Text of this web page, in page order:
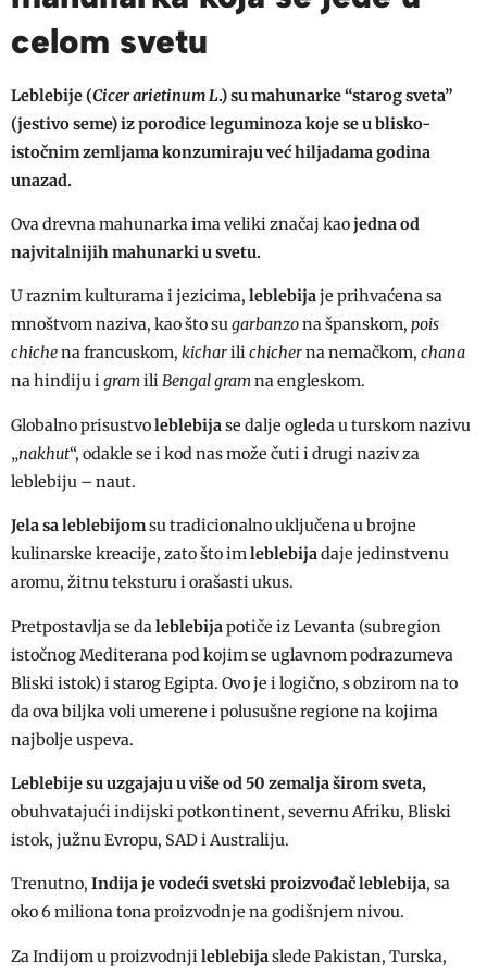
celom svetu
Leblebije (Cicer arietinum L.) su mahunarke “starog sveta”
(jestivo seme) iz porodice leguminoza koje se u blisko-
istočnim zemljama konzumiraju već hiljadama godina
unazad.
Ova drevna mahunarka ima veliki značaj kaojedna od
najvitalnijih mahunarki u svetu.
U raznim kulturama i jezicima, leblebijaje prihvaćena sa
mnoštvom naziva, kao što sugarbanzona španskom, pois
chichena francuskom, kicharilichicherna nemačkom, chana
na hindiju igramiliBengal gramna engleskom.
Globalno prisustvoleblebijase dalje ogleda u turskom nazivu
„nakhut“, odakle se i kod nas može čuti i drugi naziv za
leblebiju – naut.
Jela sa leblebijomsu tradicionalno uključena u brojne
kulinarske kreacije, zato što imleblebijadaje jedinstvenu
aromu, žitnu teksturu i orašasti ukus.
Pretpostavlja se daleblebijapotiče iz Levanta (subregion
istočnog Mediterana pod kojim se uglavnom podrazumeva
Bliski istok) i starog Egipta. Ovo je i logično, s obzirom na to
da ova biljka voli umerene i polusušne regione na kojima
najbolje uspeva.
Leblebije su uzgajaju u više od 50 zemalja širom sveta,
obuhvatajući indijski potkontinent, severnu Afriku, Bliski
istok, južnu Evropu, SAD i Australiju.
Trenutno, Indija je vodeći svetski proizvođač leblebija, sa
oko 6 miliona tona proizvodnje na godišnjem nivou.
Za Indijom u proizvodnjileblebijaslede Pakistan, Turska,